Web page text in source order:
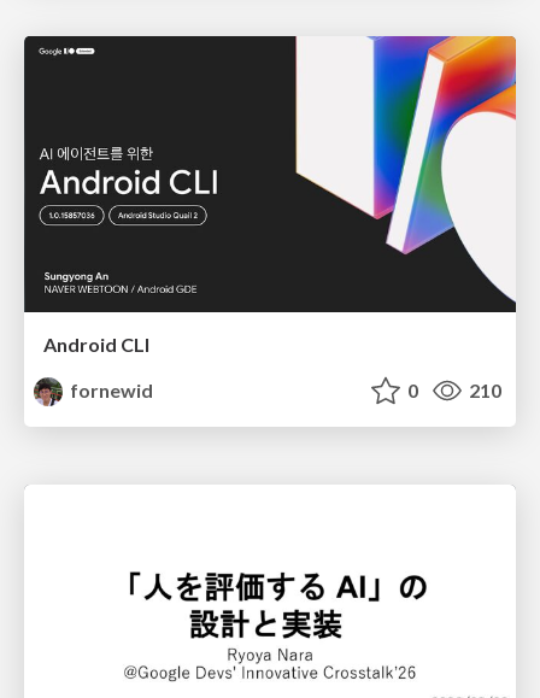
Android CLI
fornewid
0 210